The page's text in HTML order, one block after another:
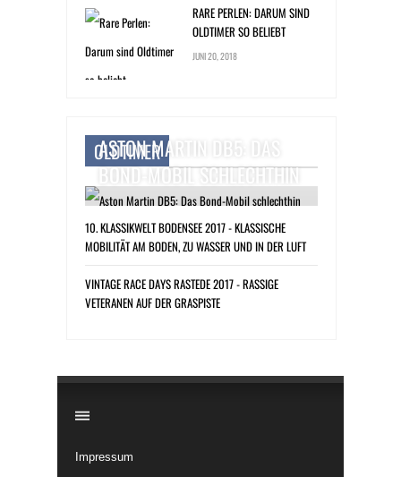
RARE PERLEN: DARUM SIND
OLDTIMER SO BELIEBT
JUNI 20, 2018
OLDTIMER
ASTON MARTIN DB5: DAS
BOND-MOBIL SCHLECHTHIN
10. KLASSIKWELT BODENSEE 2017 - KLASSISCHE
MOBILITÄT AM BODEN, ZU WASSER UND IN DER LUFT
VINTAGE RACE DAYS RASTEDE 2017 - RASSIGE
VETERANEN AUF DER GRASPISTE
Impressum